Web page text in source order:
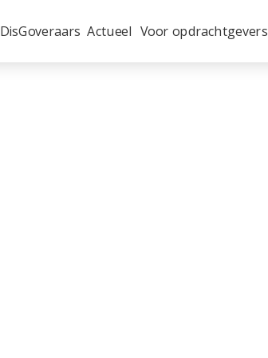
DisGoveraars Actueel Voor opdrachtgevers